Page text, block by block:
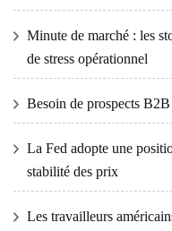
Minute de marché : les
de stress opérationnel
Besoin de prospects
La Fed adopte une
stabilité des prix
Les travailleurs